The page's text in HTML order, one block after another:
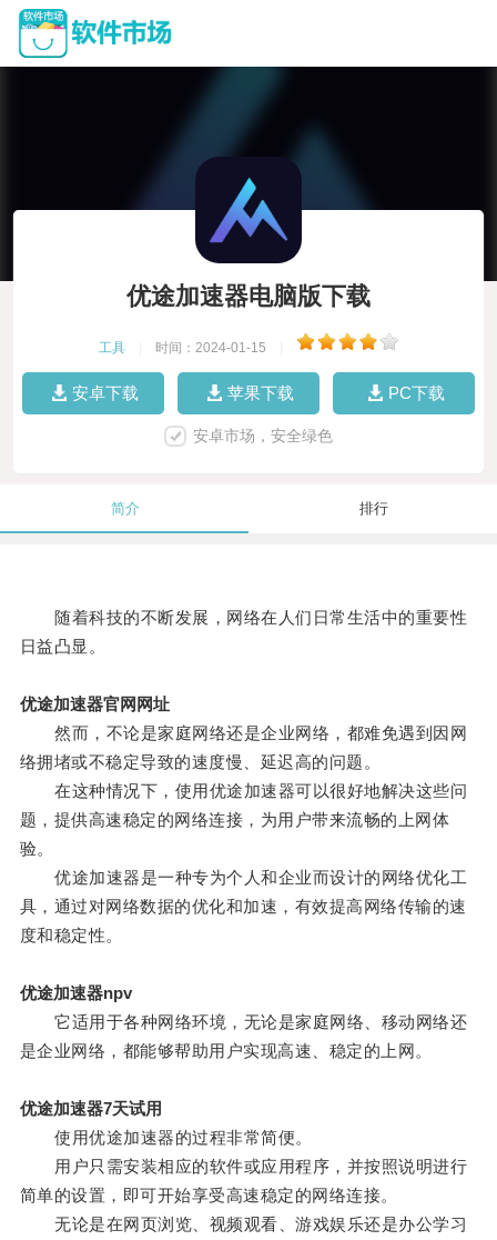
优途加速器电脑版下载
工具 时间：2024-01-15
安卓下载 苹果下载 PC下载
安卓市场，安全绿色
简介 排行
随着科技的不断发展，网络在人们日常生活中的重要性
日益凸显。
优途加速器官网网址
然而，不论是家庭网络还是企业网络，都难免遇到因网
络拥堵或不稳定导致的速度慢、延迟高的问题。
在这种情况下，使用优途加速器可以很好地解决这些问
题，提供高速稳定的网络连接，为用户带来流畅的上网体
验。
优途加速器是一种专为个人和企业而设计的网络优化工
具，通过对网络数据的优化和加速，有效提高网络传输的速
度和稳定性。
优途加速器npv
它适用于各种网络环境，无论是家庭网络、移动网络还
是企业网络，都能够帮助用户实现高速、稳定的上网。
优途加速器7天试用
使用优途加速器的过程非常简便。
用户只需安装相应的软件或应用程序，并按照说明进行
简单的设置，即可开始享受高速稳定的网络连接。
无论是在网页浏览、视频观看、游戏娱乐还是办公学习